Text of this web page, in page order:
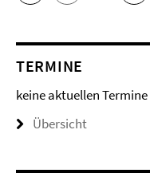
TERMINE
keine aktuellen Termine
Übersicht